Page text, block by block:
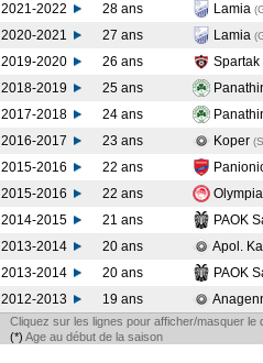
2021-2022
28 ans Lamia
2020-2021
27 ans Lamia
2019-2020
26 ans Spartak
2018-2019
25 ans
2017-2018
24 ans
2016-2017
23 ans Koper
2015-2016
22 ans
2015-2016
22 ans
2014-2015
21 ans PAOK
2013-2014
20 ans Apol.
2013-2014
20 ans PAOK
2012-2013
19 ans
Cliquez sur les lignes pour afficher/masquer le
(*) Age au début de la saison